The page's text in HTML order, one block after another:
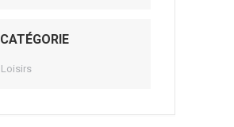
CATÉGORIE
Loisirs